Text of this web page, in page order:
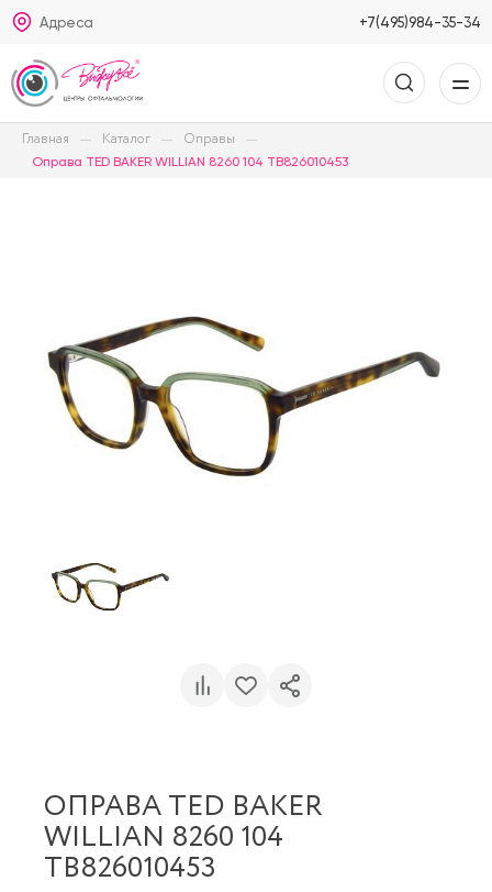
Адреса +7(495)984-35-34
Главная Каталог Оправы
Оправа TED BAKER WILLIAN 8260 104 TB826010453
ОПРАВА TED BAKER
WILLIAN 8260 104
TB826010453